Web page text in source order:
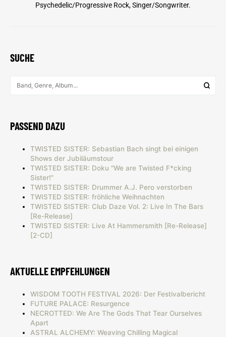
Psychedelic/Progressive Rock, Singer/Songwriter.
SUCHE
PASSEND DAZU
TWISTED SISTER: Sebastian Bach singt bei einigen
Shows der Jubiläumstour
TWISTED SISTER: Doku "We are Twisted F*cking
Sister!"
TWISTED SISTER: Drummer A.J. Pero verstorben
TWISTED SISTER: fröhliche Weihnachten
TWISTED SISTER: Club Daze Vol. 2: Live In The Bars
[Re-Release]
TWISTED SISTER: Live At Hammersmith [Re-Release]
[2-CD]
AKTUELLE EMPFEHLUNGEN
WISDOM TOOTH FESTIVAL 2026: Der Festivalbericht
FUTURE PALACE: Resurgence
NECROTTED: We Are The Gods That Tear Ourselves
Apart
ASTRAL ALCHEMY: Weaving Chilling Magical